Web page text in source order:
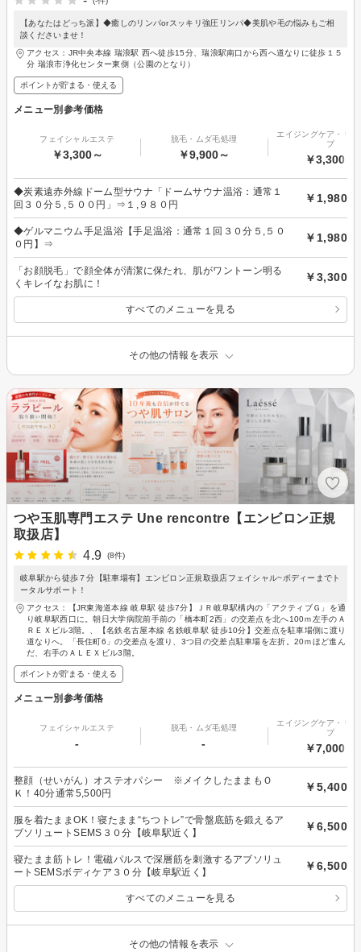
【あなたはどっち派】◆癒しのリンパorスッキリ強圧リンパ◆美肌や毛の悩みもご相
談くださいませ！
アクセス：JR中央本線 瑞浪駅 西へ徒歩15分、瑞浪駅南口から西へ道なりに徒歩１５
分 瑞浪市浄化センター東側（公園のとなり）
ポイントが貯まる・使える
メニュー別参考価格
フェイシャルエステ
￥3,300～
脱毛・ムダ毛処理
￥9,900～
エイジングケア・リ
プ
￥3,300～
◆炭素遠赤外線ドーム型サウナ「ドームサウナ温浴：通常１
回３０分５,５００円」⇒１,９８０円
￥1,980
◆ゲルマニウム手足温浴【手足温浴：通常１回３０分５,５０
０円】⇒
￥1,980
「お顔脱毛」で顔全体が清潔に保たれ、肌がワントーン明る
くキレイなお肌に！
￥3,300
すべてのメニューを見る
その他の情報を表示
つや玉肌専門エステ Une rencontre【エンビロン正規
取扱店】
4.9
(8件)
岐阜駅から徒歩７分【駐車場有】エンビロン正規取扱店フェイシャル~ボディーまでト
ータルサポート！
アクセス：【JR東海道本線 岐阜駅 徒歩7分】ＪＲ岐阜駅構内の「アクティブＧ」を通
り岐阜駅西口に。朝日大学病院前手前の「橋本町2西」の交差点を北へ100ｍ左手のＡ
ＲＥＸビル3階。、【名鉄名古屋本線 名鉄岐阜駅 徒歩10分】交差点を駐車場側に渡り
道なりへ。「長住町6」の交差点を渡り、3つ目の交差点駐車場を左折。20ｍほど進ん
だ、右手のＡＬＥＸビル3階。
ポイントが貯まる・使える
メニュー別参考価格
フェイシャルエステ
-
脱毛・ムダ毛処理
-
エイジングケア・リ
プ
￥7,000～
整顔（せいがん）オステオパシー ※メイクしたままもＯ
Ｋ！40分通常5,500円
￥5,400
服を着たままOK！寝たまま“ちつトレ”で骨盤底筋を鍛えるア
ブソリュートSEMS３０分【岐阜駅近く】
￥6,500
寝たまま筋トレ！電磁パルスで深層筋を刺激するアブソリュ
ートSEMSボディケア３０分【岐阜駅近く】
￥6,500
すべてのメニューを見る
その他の情報を表示